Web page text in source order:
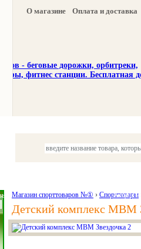
О магазине Оплата и доставка
Акции и
Магазин спорттоваров №① › Спорттовары
Детский комплекс МВМ